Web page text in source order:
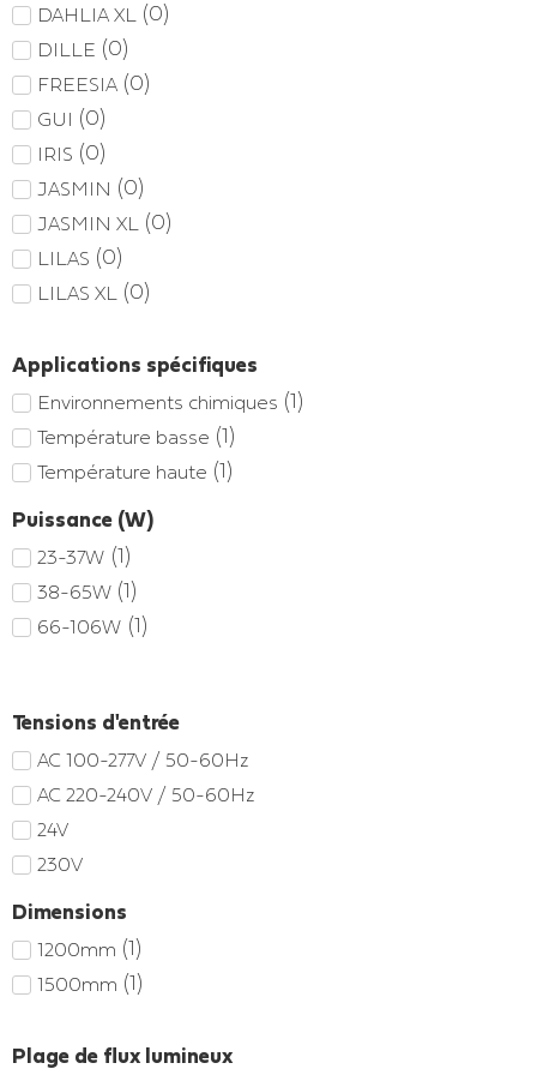
DAHLIA XL (0)
DILLE (0)
FREESIA (0)
GUI (0)
IRIS (0)
JASMIN (0)
JASMIN XL (0)
LILAS (0)
LILAS XL (0)
Applications spécifiques
Environnements chimiques (1)
Température basse (1)
Température haute (1)
Puissance (W)
23-37W (1)
38-65W (1)
66-106W (1)
Tensions d'entrée
AC 100-277V / 50-60Hz
AC 220-240V / 50-60Hz
24V
230V
Dimensions
1200mm (1)
1500mm (1)
Plage de flux lumineux